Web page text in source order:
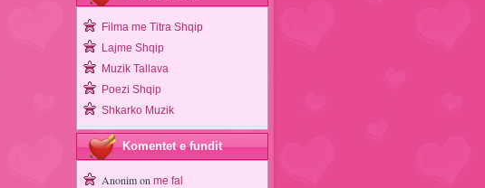
Filma me Titra Shqip
Lajme Shqip
Muzik Tallava
Poezi Shqip
Shkarko Muzik
Komentet e fundit
Anonimon me fal